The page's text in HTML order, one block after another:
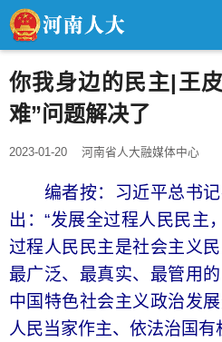
你我身边的民主|王
难”问题解决了
2023-01-20 河南省人大融媒体中心
编者按：习近平总书
出：“发展全过程人民民主
过程人民民主是社会主义
最广泛、最真实、最管用
中国特色社会主义政治发
人民当家作主、依法治国有